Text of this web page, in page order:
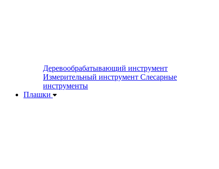
Деревообрабатывающий инструмент
Измерительный инструмент Слесарные
инструменты
Плашки